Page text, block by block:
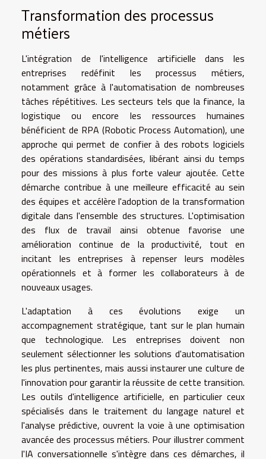
Transformation des processus
métiers
L'intégration de l'intelligence artificielle dans les
entreprises redéfinit les processus métiers,
notamment grâce à l'automatisation de nombreuses
tâches répétitives. Les secteurs tels que la finance, la
logistique ou encore les ressources humaines
bénéficient de RPA (Robotic Process Automation), une
approche qui permet de confier à des robots logiciels
des opérations standardisées, libérant ainsi du temps
pour des missions à plus forte valeur ajoutée. Cette
démarche contribue à une meilleure efficacité au sein
des équipes et accélère l'adoption de la transformation
digitale dans l'ensemble des structures. L'optimisation
des flux de travail ainsi obtenue favorise une
amélioration continue de la productivité, tout en
incitant les entreprises à repenser leurs modèles
opérationnels et à former les collaborateurs à de
nouveaux usages.
L'adaptation à ces évolutions exige un
accompagnement stratégique, tant sur le plan humain
que technologique. Les entreprises doivent non
seulement sélectionner les solutions d'automatisation
les plus pertinentes, mais aussi instaurer une culture de
l'innovation pour garantir la réussite de cette transition.
Les outils d'intelligence artificielle, en particulier ceux
spécialisés dans le traitement du langage naturel et
l'analyse prédictive, ouvrent la voie à une optimisation
avancée des processus métiers. Pour illustrer comment
l'IA conversationnelle s'intègre dans ces démarches, il